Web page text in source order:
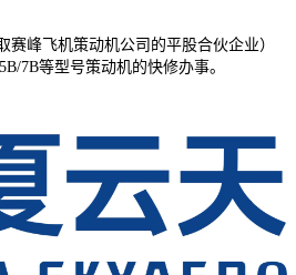
峰飞机策动机公司的平股合伙企业）
7B等型号策动机的快修办事。